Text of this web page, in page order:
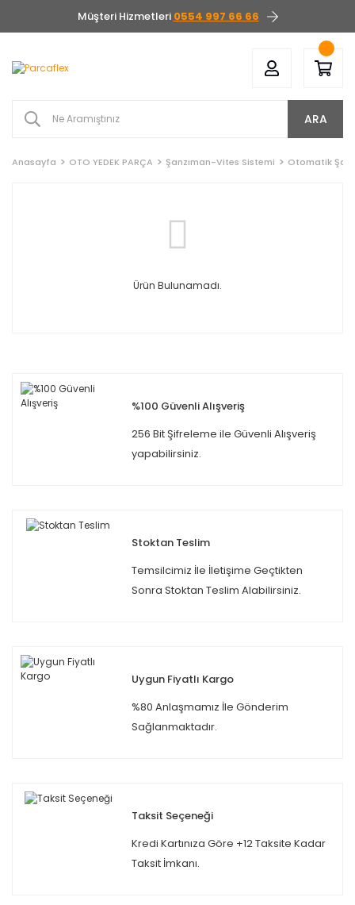
Müşteri Hizmetleri 0554 997 66 66
ARA
Anasayfa OTO YEDEK PARÇA Şanzıman-Vites Sistemi Otomatik
Ürün Bulunamadı.
%100 Güvenli Alışveriş
256 Bit Şifreleme ile Güvenli Alışveriş
yapabilirsiniz.
Stoktan Teslim
Temsilcimiz İle İletişime Geçtikten
Sonra Stoktan Teslim Alabilirsiniz.
Uygun Fiyatlı Kargo
%80 Anlaşmamız İle Gönderim
Sağlanmaktadır.
Taksit Seçeneği
Kredi Kartınıza Göre +12 Taksite Kadar
Taksit İmkanı.